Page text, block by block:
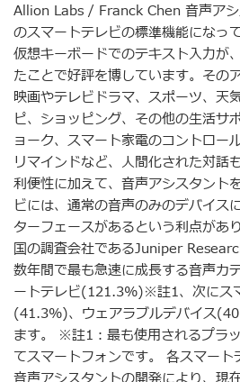
Allion Labs / Franck Chen 音声ア
のスマートテレビの標準機能になっ
仮想キーボードでのテキスト入力が
たことで好評を博しています。その
映画やテレビドラマ、スポーツ、天
ピ、ショッピング、その他の生活サ
ョーク、スマート家電のコントロー
リマインドなど、人間化された対話
利便性に加えて、音声アシスタント
ビには、通常の音声のみのデバイス
ターフェースがあるという利点があ
国の調査会社であるJuniper
数年間で最も急速に成長する音声カ
ートテレビ(121.3%)※註1、次にス
(41.3%)、ウェアラブルデバイス
ます。 ※註1：最も使用されるプラ​​
てスマートフォンです。 各スマー